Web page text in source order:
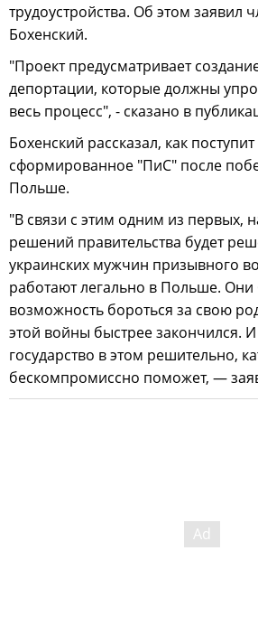
трудоустройства. Об этом заявил
Бохенский.
"Проект предусматривает
депортации, которые должны
весь процесс", - сказано в
Бохенский рассказал, как
сформированное "ПиС" после
Польше.
"В связи с этим одним из первых,
решений правительства будет
украинских мужчин призывного
работают легально в Польше. Они
возможность бороться за свою
этой войны быстрее закончился.
государство в этом решительно,
бескомпромиссно поможет, —